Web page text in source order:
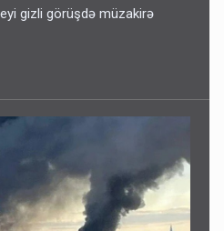
gizli görüşdə müzakirə